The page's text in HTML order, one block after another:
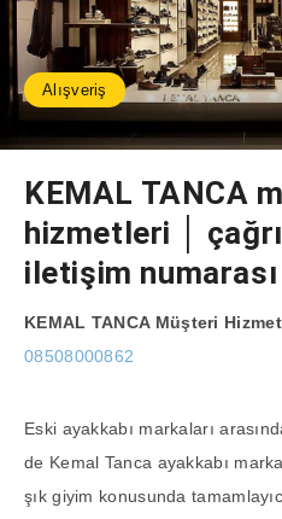
Alışveriş
KEMAL TANCA
hizmetleri │ çağrı
iletişim numarası
KEMAL TANCA Müşteri
08508000862
Eski ayakkabı markaları
de Kemal Tanca ayakkabı
şık giyim konusunda